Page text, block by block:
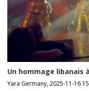
Un hommage libanais
Yara Germany, 2025-11-16